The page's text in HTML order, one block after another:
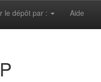
le dépôt par : Aide